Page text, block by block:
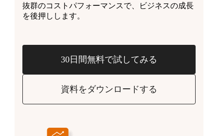
抜群のコストパフォーマンスで、ビジネスの成長
を後押しします。
30日間無料で試してみる
資料をダウンロードする